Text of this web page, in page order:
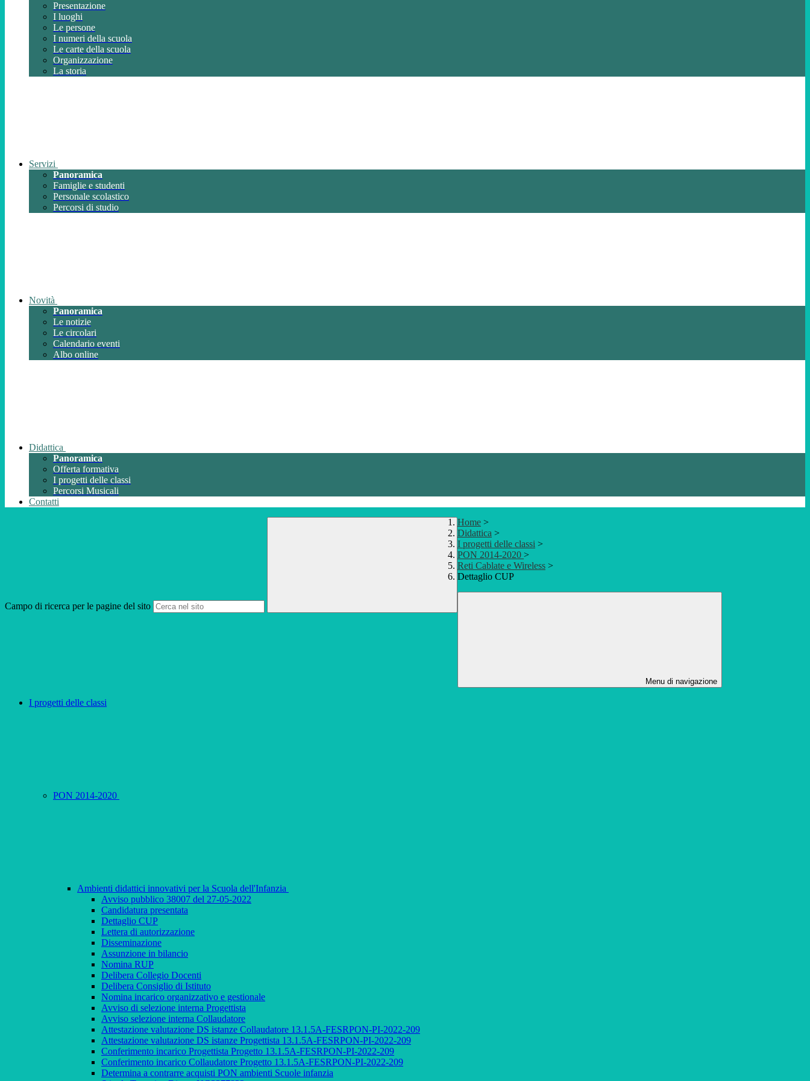
Presentazione
I luoghi
Le persone
I numeri della scuola
Le carte della scuola
Organizzazione
La storia
Servizi
Panoramica
Famiglie e studenti
Personale scolastico
Percorsi di studio
Novità
Panoramica
Le notizie
Le circolari
Calendario eventi
Albo online
Didattica
Panoramica
Offerta formativa
I progetti delle classi
Percorsi Musicali
Contatti
Campo di ricerca per le pagine del sito
Home >
Didattica >
I progetti delle classi >
PON 2014-2020 >
Reti Cablate e Wireless >
Dettaglio CUP
Menu di navigazione
I progetti delle classi
PON 2014-2020
Ambienti didattici innovativi per la Scuola dell'Infanzia
Avviso pubblico 38007 del 27-05-2022
Candidatura presentata
Dettaglio CUP
Lettera di autorizzazione
Disseminazione
Assunzione in bilancio
Nomina RUP
Delibera Collegio Docenti
Delibera Consiglio di Istituto
Nomina incarico organizzativo e gestionale
Avviso di selezione interna Progettista
Avviso selezione interna Collaudatore
Attestazione valutazione DS istanze Collaudatore 13.1.5A-FESRPON-PI-2022-209
Attestazione valutazione DS istanze Progettista 13.1.5A-FESRPON-PI-2022-209
Conferimento incarico Progettista Progetto 13.1.5A-FESRPON-PI-2022-209
Conferimento incarico Collaudatore Progetto 13.1.5A-FESRPON-PI-2022-209
Determina a contrarre acquisti PON ambienti Scuole infanzia